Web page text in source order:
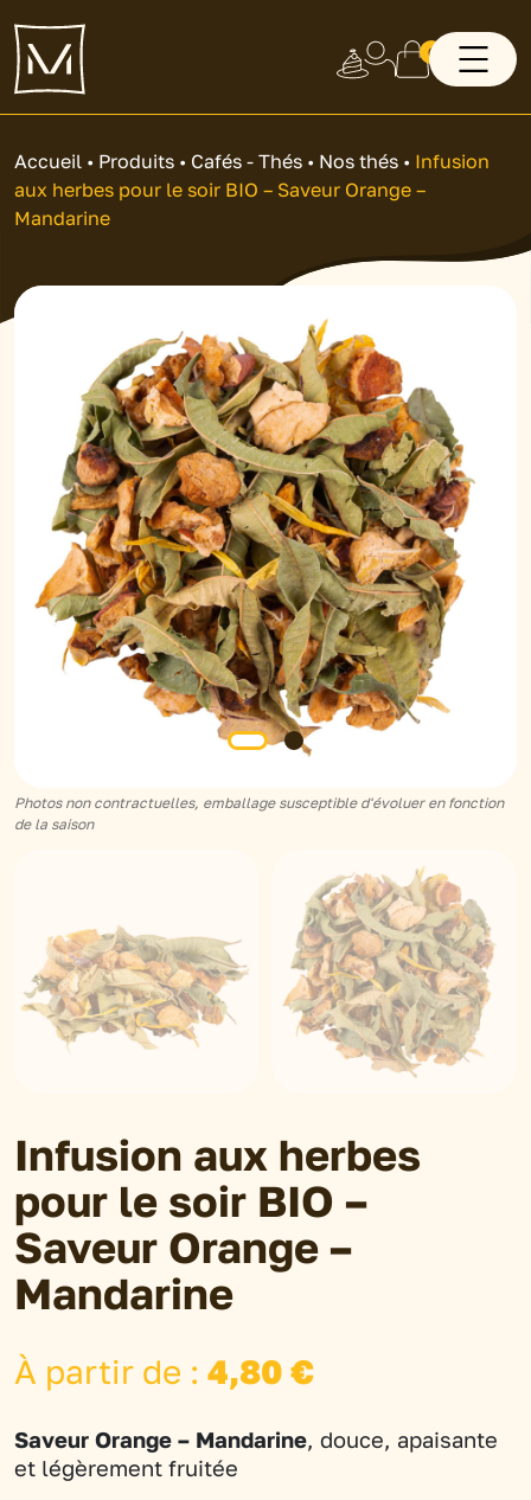
0
Accueil • Produits • Cafés - Thés • Nos thés • Infusion
aux herbes pour le soir BIO – Saveur Orange –
Mandarine
Photos non contractuelles, emballage susceptible d'évoluer en fonction
de la saison
Infusion aux herbes
pour le soir BIO –
Saveur Orange –
Mandarine
À partir de : 4,80 €
Saveur Orange – Mandarine, douce, apaisante
et légèrement fruitée